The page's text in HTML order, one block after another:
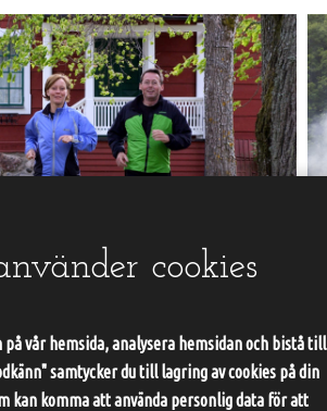
för de små sällskapen.
cookies
vår hemsida, analysera hemsidan och bistå till
samtycker du till lagring av cookies på din
kan komma att använda personlig data för att